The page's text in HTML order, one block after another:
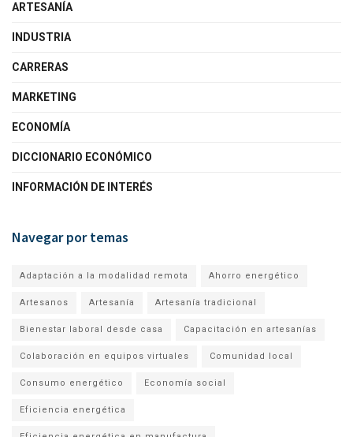
ARTESANÍA
INDUSTRIA
CARRERAS
MARKETING
ECONOMÍA
DICCIONARIO ECONÓMICO
INFORMACIÓN DE INTERÉS
Navegar por temas
Adaptación a la modalidad remota Ahorro energético
Artesanos Artesanía Artesanía tradicional
Bienestar laboral desde casa Capacitación en artesanías
Colaboración en equipos virtuales Comunidad local
Consumo energético Economía social
Eficiencia energética